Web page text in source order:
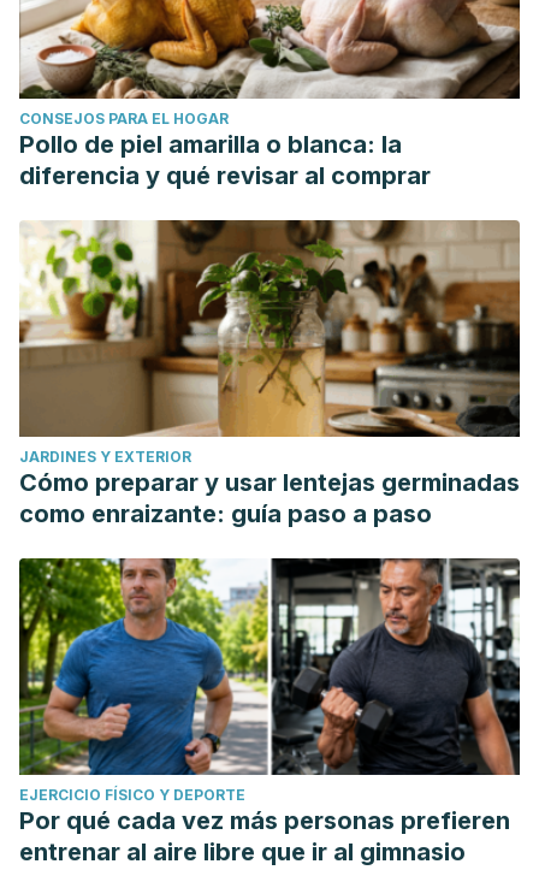
CONSEJOS PARA EL HOGAR
Pollo de piel amarilla o blanca: la
diferencia y qué revisar al comprar
JARDINES Y EXTERIOR
Cómo preparar y usar lentejas germinadas
como enraizante: guía paso a paso
EJERCICIO FÍSICO Y DEPORTE
Por qué cada vez más personas prefieren
entrenar al aire libre que ir al gimnasio